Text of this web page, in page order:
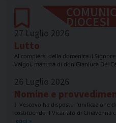
DIOCESI
27 Luglio 2026
Lutto
Al compiersi della domenica il
Valgoi, mamma di don Gianluca Dei
26 Luglio 2026
Nomine e
Il Vescovo ha disposto l’unificazione
costituendo il Vicariato di Chiavenna
leggi »